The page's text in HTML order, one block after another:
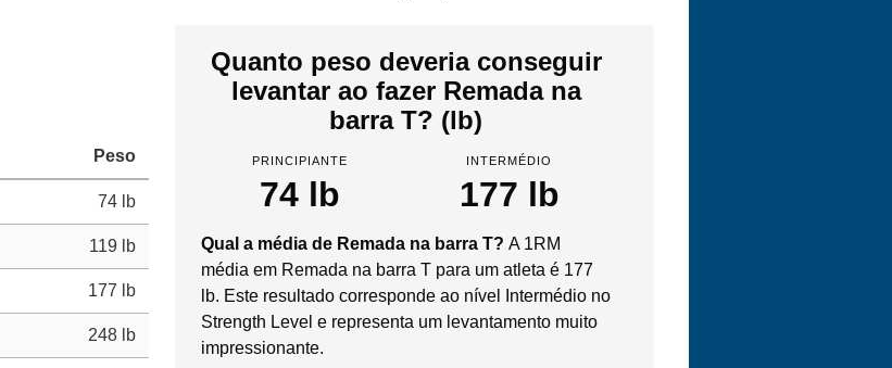
Peso
74 lb
119 lb
177 lb
248 lb
Quanto peso deveria conseguir
levantar ao fazer Remada na
barra T? (lb)
PRINCIPIANTE
74 lb
INTERMÉDIO
177 lb
Qual a média de Remada na barra T? A 1RM
média em Remada na barra T para um atleta é 177
lb. Este resultado corresponde ao nível Intermédio no
Strength Level e representa um levantamento muito
impressionante.